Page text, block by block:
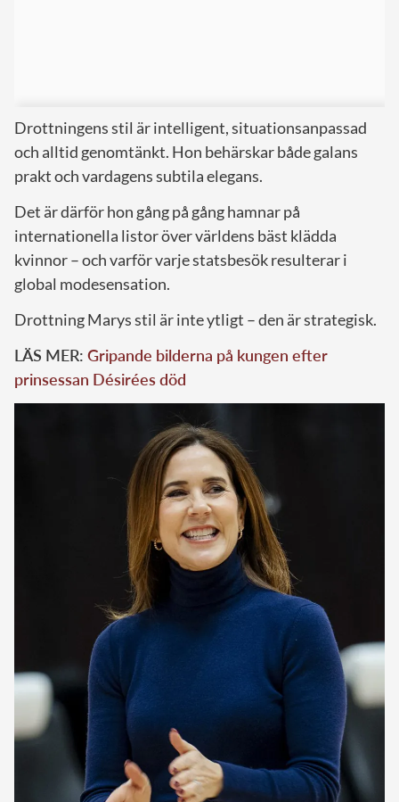
Drottningens stil är intelligent, situationsanpassad
och alltid genomtänkt. Hon behärskar både galans
prakt och vardagens subtila elegans.
Det är därför hon gång på gång hamnar på
internationella listor över världens bäst klädda
kvinnor – och varför varje statsbesök resulterar i
global modesensation.
Drottning Marys stil är inte ytligt – den är strategisk.
LÄS MER: Gripande bilderna på kungen efter
prinsessan Désirées död